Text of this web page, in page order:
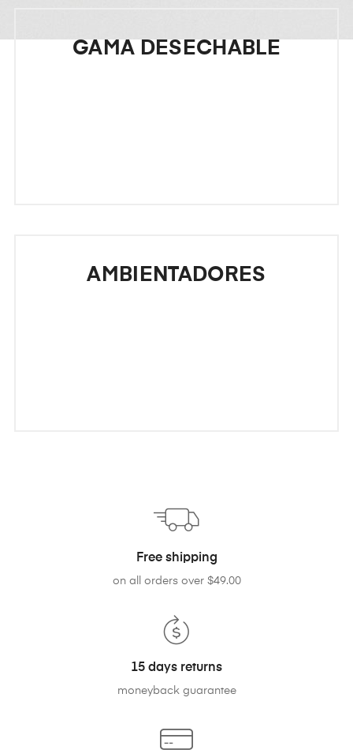
GAMA DESECHABLE
AMBIENTADORES
Free shipping
on all orders over $49.00
15 days returns
moneyback guarantee